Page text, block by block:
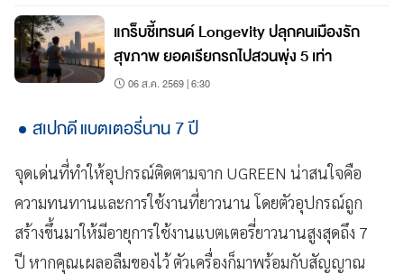
แกร็บชี้เทรนด์ Longevity ปลุกคนเมืองรัก
สุขภาพ ยอดเรียกรถไปสวนพุ่ง 5 เท่า
06 ส.ค. 2569 | 6:30
สเปกดี แบตเตอรี่นาน 7 ปี
จุดเด่นที่ทำให้อุปกรณ์ติดตามจาก UGREEN น่าสนใจคือ
ความทนทานและการใช้งานที่ยาวนาน โดยตัวอุปกรณ์ถูก
สร้างขึ้นมาให้มีอายุการใช้งานแบตเตอรี่ยาวนานสูงสุดถึง 7
ปี หากคุณเผลอลืมของไว้ ตัวเครื่องก็มาพร้อมกับสัญญาณ